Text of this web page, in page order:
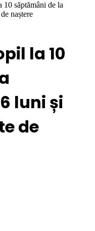
10 săptămâni de la
naștere
la 10
luni și
de